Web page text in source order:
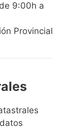
9:00h a
Provincial